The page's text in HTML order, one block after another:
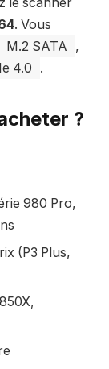
. Vous
M.2 SATA
,
4.0 .
?
980 Pro,
(P3 Plus,